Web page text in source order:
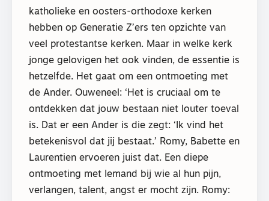
katholieke en oosters-orthodoxe kerken
hebben op Generatie Z’ers ten opzichte van
veel protestantse kerken. Maar in welke kerk
jonge gelovigen het ook vinden, de essentie is
hetzelfde. Het gaat om een ontmoeting met
de Ander. Ouweneel: ‘Het is cruciaal om te
ontdekken dat jouw bestaan niet louter toeval
is. Dat er een Ander is die zegt: ‘Ik vind het
betekenisvol dat jij bestaat.’ Romy, Babette en
Laurentien ervoeren juist dat. Een diepe
ontmoeting met Iemand bij wie al hun pijn,
verlangen, talent, angst er mocht zijn. Romy: